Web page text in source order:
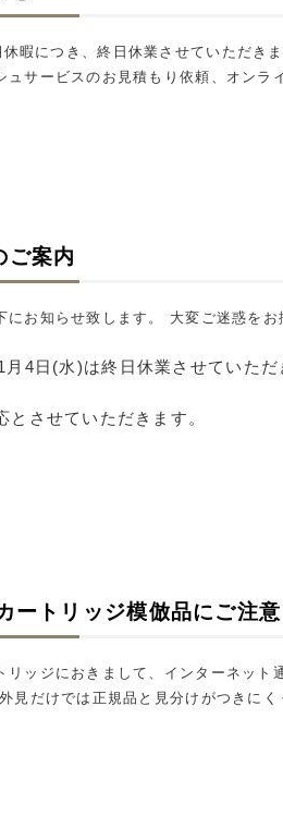
暇につき、終日休業させていただ
サービスのお見積もり依頼、オン
ご案内
お知らせ致します。 大変ご迷惑を
月4日(水)は終日休業させていただ
させていただきます。
ートリッジ模倣品にご注
ッジにおきまして、インターネッ
見だけでは正規品と見分けがつきに